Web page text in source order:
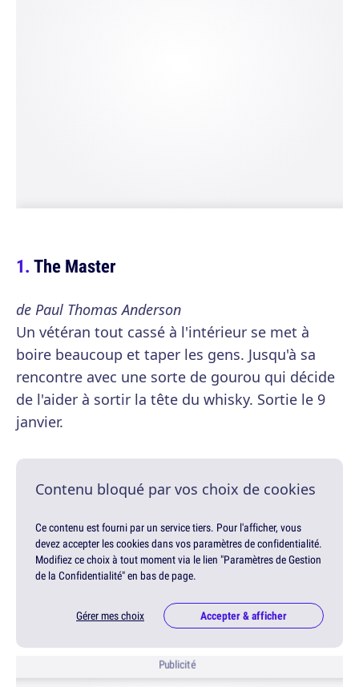
The Master
de Paul Thomas Anderson
Un vétéran tout cassé à l'intérieur se met à
boire beaucoup et taper les gens. Jusqu'à sa
rencontre avec une sorte de gourou qui décide
de l'aider à sortir la tête du whisky. Sortie le 9
janvier.
Contenu bloqué par vos choix de cookies
Ce contenu est fourni par un service tiers. Pour l'afficher, vous
devez accepter les cookies dans vos paramètres de confidentialité.
Modifiez ce choix à tout moment via le lien "Paramètres de Gestion
de la Confidentialité" en bas de page.
Gérer mes choix Accepter & afficher
Publicité